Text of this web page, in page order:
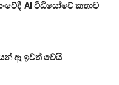
AI වීඩියෝවේ කතාව
ඈ ඉවත් වෙයි